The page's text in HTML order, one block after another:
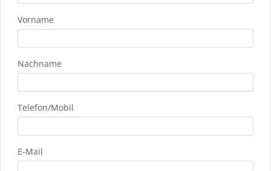
Vorname
Nachname
Telefon/Mobil
E-Mail